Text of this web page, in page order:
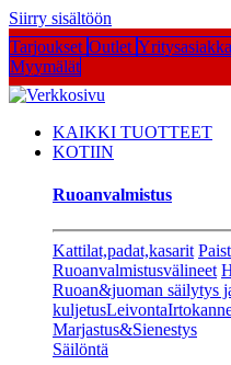
Siirry sisältöön
Tarjoukset Outlet
Myymälät
KAIKKI TUOTTEET
KOTIIN
Ruoanvalmistus
Kattilat,padat,kasarit
Ruoanvalmistusvälineet
Ruoan&juoman säilytys
kuljetusLeivonta
Marjastus&Sienestys
Säilöntä